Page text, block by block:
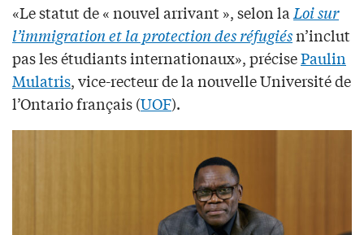
«Le statut de « nouvel arrivant », selon la Loi sur
l’immigration et la protection des réfugiésn’inclut
pas les étudiants internationaux», précisePaulin
Mulatris, vice-recteur de la nouvelle Université de
l’Ontario français (UOF).